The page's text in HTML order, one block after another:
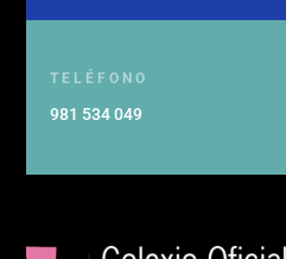
TELÉFONO
981 534 049